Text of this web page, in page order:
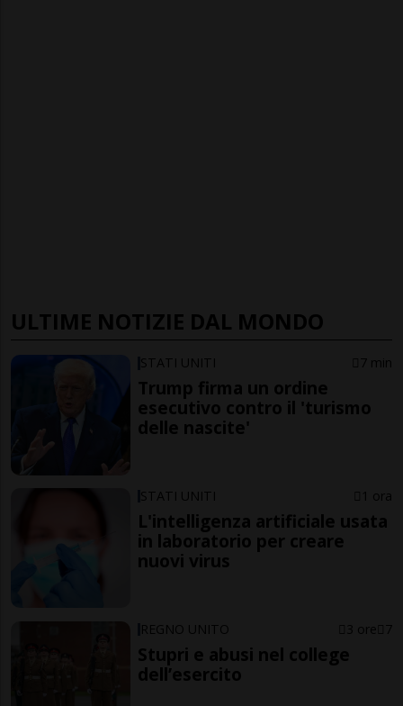
ULTIME NOTIZIE DAL MONDO
STATI UNITI 7 min
Trump firma un ordine
esecutivo contro il 'turismo
delle nascite'
STATI UNITI 1 ora
L'intelligenza artificiale usata
in laboratorio per creare
nuovi virus
REGNO UNITO 3 ore 7
Stupri e abusi nel college
dell’esercito